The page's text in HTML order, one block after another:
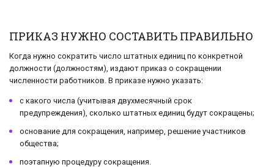
ПРИКАЗ НУЖНО СОСТАВИТЬ ПРАВИЛЬНО
Когда нужно сократить число штатных единиц по конкретной
должности (должностям), издают приказ о сокращении
численности работников. В приказе нужно указать:
с какого числа (учитывая двухмесячный срок
предупреждения), сколько штатных единиц будут сокращены;
основание для сокращения, например, решение участников
общества;
поэтапную процедуру сокращения.